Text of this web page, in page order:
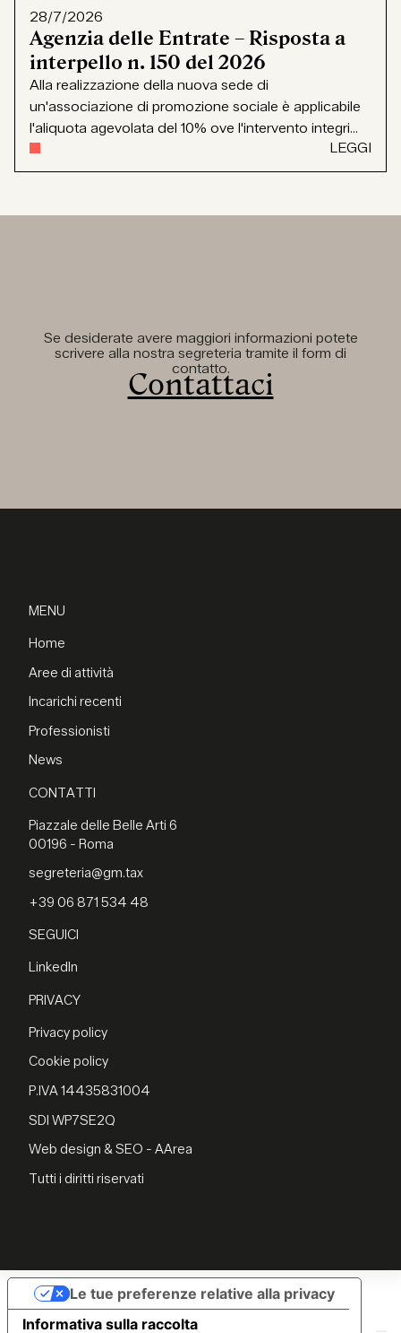
28/7/2026
Agenzia delle Entrate – Risposta a
interpello n. 150 del 2026
Alla realizzazione della nuova sede di
un'associazione di promozione sociale è applicabile
l'aliquota agevolata del 10% ove l'intervento integri...
LEGGI
Se desiderate avere maggiori informazioni potete
scrivere alla nostra segreteria tramite il form di
contatto.
Contattaci
MENU
Home
Aree di attività
Incarichi recenti
Professionisti
News
CONTATTI
Piazzale delle Belle Arti 6
00196 - Roma
segreteria@gm.tax
+39 06 871 534 48
SEGUICI
LinkedIn
PRIVACY
Privacy policy
Cookie policy
P.IVA 14435831004
SDI WP7SE2Q
Web design & SEO - AArea
Tutti i diritti riservati
Informativa sulla raccolta
Le tue preferenze relative alla privacy